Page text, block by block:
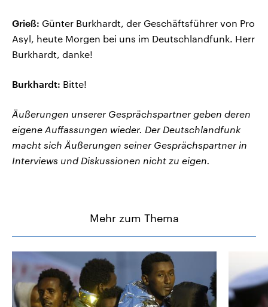
Grieß: Günter Burkhardt, der Geschäftsführer von Pro
Asyl, heute Morgen bei uns im Deutschlandfunk. Herr
Burkhardt, danke!
Burkhardt: Bitte!
Äußerungen unserer Gesprächspartner geben deren
eigene Auffassungen wieder. Der Deutschlandfunk
macht sich Äußerungen seiner Gesprächspartner in
Interviews und Diskussionen nicht zu eigen.
Mehr zum Thema